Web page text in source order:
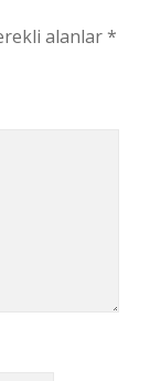
alanlar*